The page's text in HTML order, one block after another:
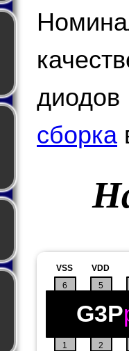
сборка
1
2
VDD
5
6
VSS
G3P